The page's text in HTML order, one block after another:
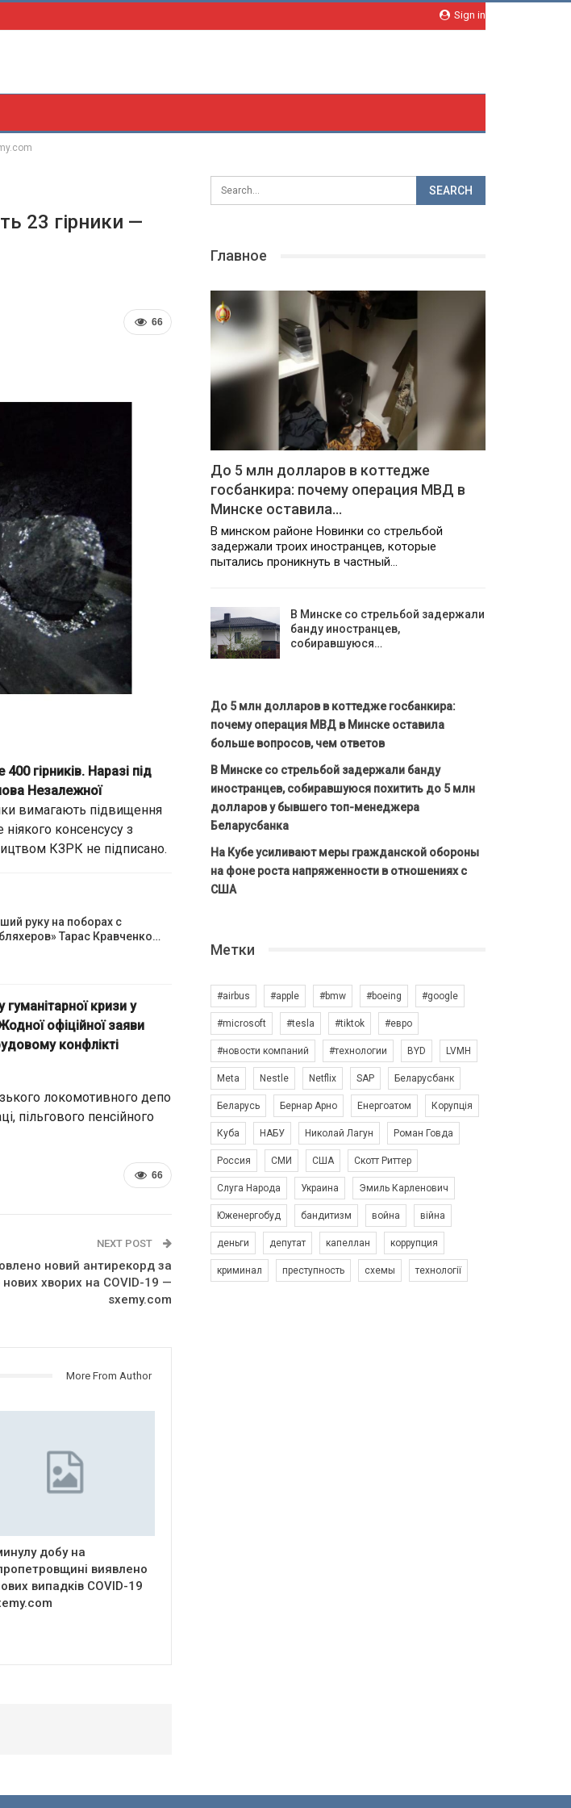
Sign in
23 гірники —
66
гірників. Наразі під
Незалежної
вимагають підвищення
консенсусу з
КЗРК не підписано.
руку на поборах с
Тарас Кравченко…
кризи у
офіційної заяви
конфлікті
локомотивного депо
пільгового пенсійного
66
NEXT POST
новий антирекорд за
нових хворих на COVID-19 —
sxemy.com
More From Author
добу на
виявлено
випадків COVID-19
Главное
До 5 млн долларов в коттедже
госбанкира: почему операция МВД в
Минске оставила…
В минском районе Новинки со стрельбой
задержали троих иностранцев, которые
пытались проникнуть в частный…
В Минске со стрельбой задержали
банду иностранцев,
собиравшуюся…
До 5 млн долларов в коттедже госбанкира:
почему операция МВД в Минске оставила
больше вопросов, чем ответов
В Минске со стрельбой задержали банду
иностранцев, собиравшуюся похитить до 5 млн
долларов у бывшего топ-менеджера
Беларусбанка
На Кубе усиливают меры гражданской обороны
на фоне роста напряженности в отношениях с
США
Метки
#airbus #apple #bmw #boeing #google
#microsoft #tesla #tiktok #евро
#новости компаний #технологии BYD LVMH
Meta Nestle Netflix SAP Беларусбанк
Беларусь Бернар Арно Енергоатом Корупція
Куба НАБУ Николай Лагун Роман Говда
Россия СМИ США Скотт Риттер
Слуга Народа Украина Эмиль Карленович
Юженергобуд бандитизм война війна
деньги депутат капеллан коррупция
криминал преступность схемы технології